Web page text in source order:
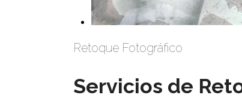
Retoque Fotográfico
Servicios de